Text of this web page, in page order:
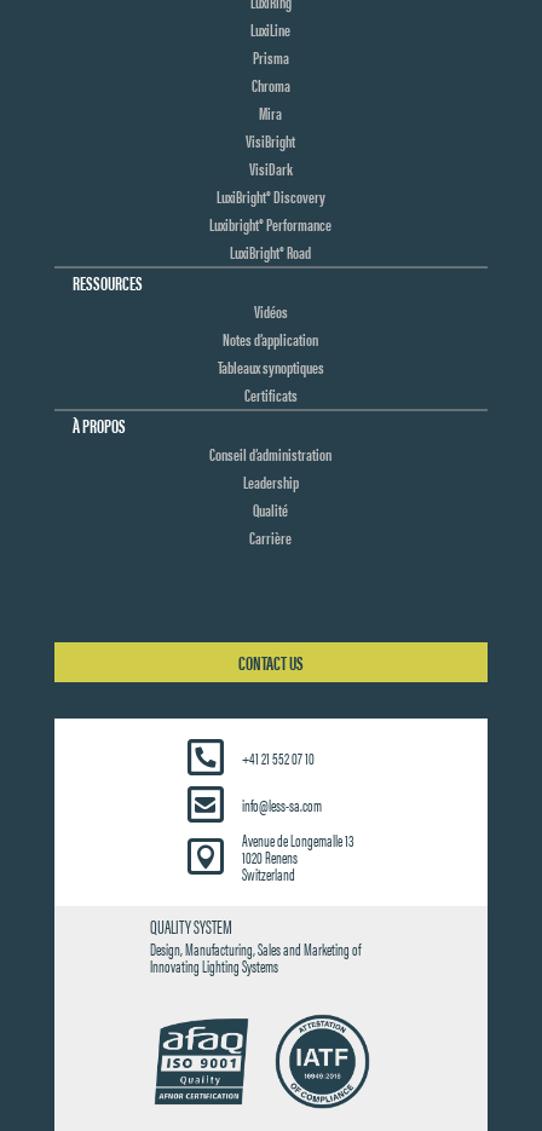
LuxiLine
Prisma
Chroma
Mira
VisiBright
VisiDark
LuxiBright® Discovery
Luxibright® Performance
LuxiBright® Road
RESSOURCES
Vidéos
Notes d’application
Tableaux synoptiques
Certificats
À PROPOS
Conseil d’administration
Leadership
Qualité
Carrière
CONTACT US
+41 21 552 07 10
info@less-sa.com

Avenue de Longemalle 13
1020 Renens
Switzerland
QUALITY SYSTEM
Design, Manufacturing, Sales and Marketing of
Innovating Lighting Systems